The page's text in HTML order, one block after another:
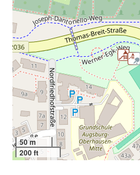
50 m
200 ft